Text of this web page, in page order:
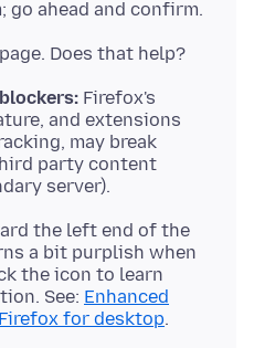
Firefox's
and extensions
may break
party content
the left end of the
a bit purplish when
the icon to learn
See: Enhanced
for desktop